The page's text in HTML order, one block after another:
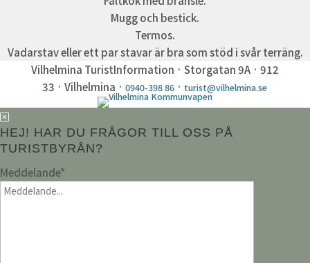
Mugg och bestick.
Termos.
Vadarstav eller ett par stavar är bra som stöd i svår terräng.
Vilhelmina TuristInformation · Storgatan 9A · 912
33 · Vilhelmina ·0940-398 86 · turist@vilhelmina.se
HEJ! HAR DU FRÅGOR TILL OSS PÅ
TURISTBYRÅN?
Meddelande*